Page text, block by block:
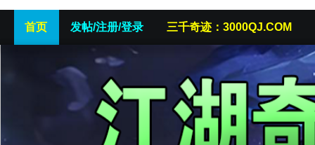
首页 发帖/注册/登录 三千奇迹：3000QJ.COM